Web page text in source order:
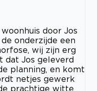
door Jos
onderzijde een
wij zijn erg
dat Jos geleverd
planning, en komt
netjes gewerk
prachtige witte